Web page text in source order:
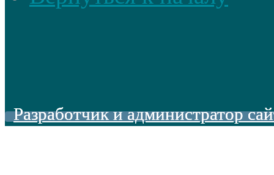
Разработчик и администратор